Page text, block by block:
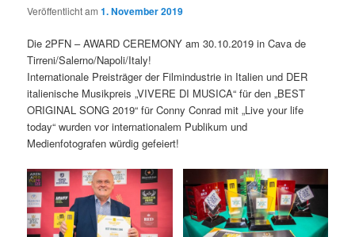
Veröffentlicht am1. November 2019
Die 2PFN – AWARD CEREMONY am 30.10.2019 in Cava de
Tirreni/Salerno/Napoli/Italy!
Internationale Preisträger der Filmindustrie in Italien und DER
italienische Musikpreis „VIVERE DI MUSICA“ für den „BEST
ORIGINAL SONG 2019“ für Conny Conrad mit „Live your life
today“ wurden vor internationalem Publikum und
Medienfotografen würdig gefeiert!